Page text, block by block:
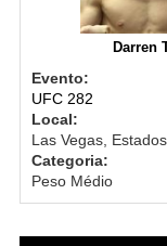
Darren
Evento:
UFC 282
Local:
Las Vegas,
Categoria:
Peso Médio